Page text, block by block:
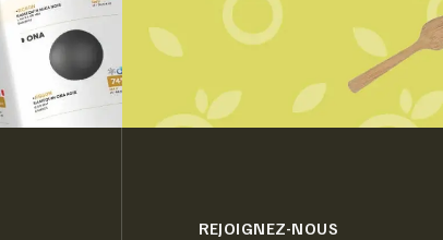
REJOIGNEZ-NOUS